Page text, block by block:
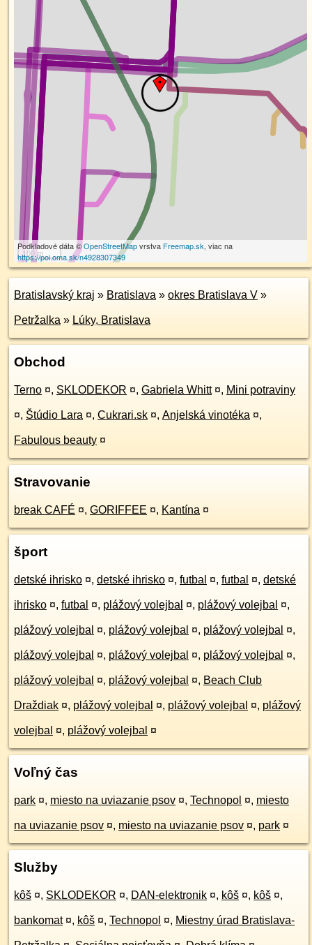
100 m
Podkladové dáta ©OpenStreetMapvrstva Freemap.sk, viac na
https://poi.oma.sk/n4928307349
Bratislavský kraj » Bratislava » okres Bratislava V »
Petržalka » Lúky, Bratislava
Obchod
Terno ¤, SKLODEKOR ¤, Gabriela Whitt ¤, Mini potraviny
¤, Štúdio Lara ¤, Cukrari.sk ¤, Anjelská vinotéka ¤,
Fabulous beauty ¤
Stravovanie
break CAFÉ ¤, GORIFFEE ¤, Kantína ¤
šport
detské ihrisko ¤, detské ihrisko ¤, futbal ¤, futbal ¤, detské
ihrisko ¤, futbal ¤, plážový volejbal ¤, plážový volejbal ¤,
plážový volejbal ¤, plážový volejbal ¤, plážový volejbal ¤,
plážový volejbal ¤, plážový volejbal ¤, plážový volejbal ¤,
plážový volejbal ¤, plážový volejbal ¤, Beach Club
Draždiak ¤, plážový volejbal ¤, plážový volejbal ¤, plážový
volejbal ¤, plážový volejbal ¤
Voľný čas
park ¤, miesto na uviazanie psov ¤, Technopol ¤, miesto
na uviazanie psov ¤, miesto na uviazanie psov ¤, park ¤
Služby
kôš ¤, SKLODEKOR ¤, DAN-elektronik ¤, kôš ¤, kôš ¤,
bankomat ¤, kôš ¤, Technopol ¤, Miestny úrad Bratislava-